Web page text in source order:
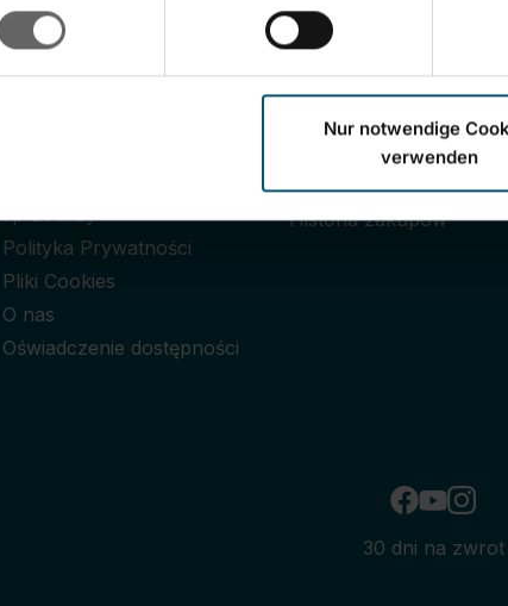
Nur notwendige
verwenden
Prawo odstąpienia od umowy
sprzedaży
Polityka Prywatności
Pliki Cookies
O nas
Oświadczenie dostępności
Logowanie i rejestracja
Ustawienia konta
Historia zakupów
30 dni na zwrot